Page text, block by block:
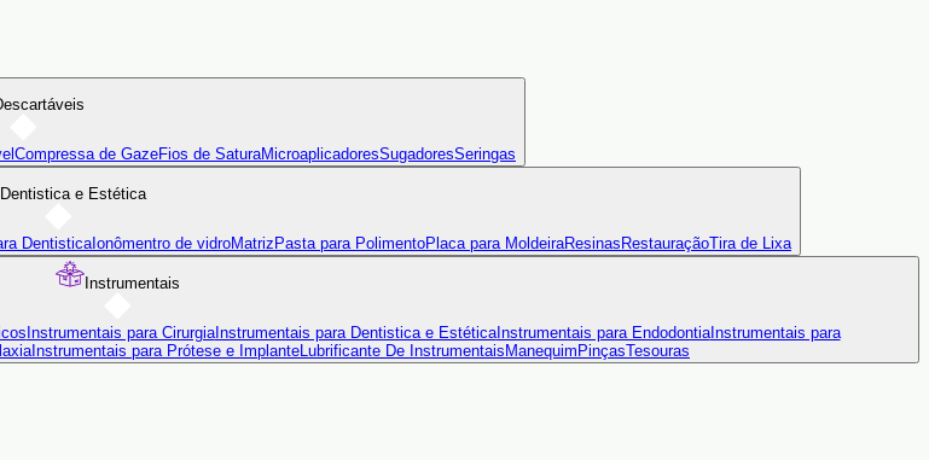
Compressa de GazeFios de SaturaMicroaplicadoresSugadoresSeringas
Dentistica e Estética
Dentistica Ionômentro de vidroMatriz Pasta para PolimentoPlaca para MoldeiraResinas RestauraçãoTira de Lixa
Instrumentais
Instrumentais para CirurgiaInstrumentais para Dentistica e EstéticaInstrumentais para EndodontiaInstrumentais para
Instrumentais para Prótese e Implante Lubrificante De Instrumentais Manequim PinçasTesouras